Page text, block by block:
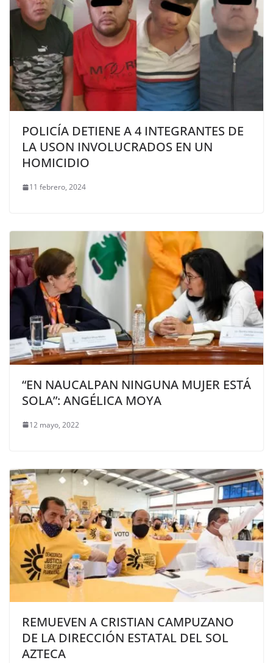
POLICÍA DETIENE A 4 INTEGRANTES DE
LA USON INVOLUCRADOS EN UN
HOMICIDIO
11 febrero, 2024
“EN NAUCALPAN NINGUNA MUJER ESTÁ
SOLA”: ANGÉLICA MOYA
12 mayo, 2022
REMUEVEN A CRISTIAN CAMPUZANO
DE LA DIRECCIÓN ESTATAL DEL SOL
AZTECA